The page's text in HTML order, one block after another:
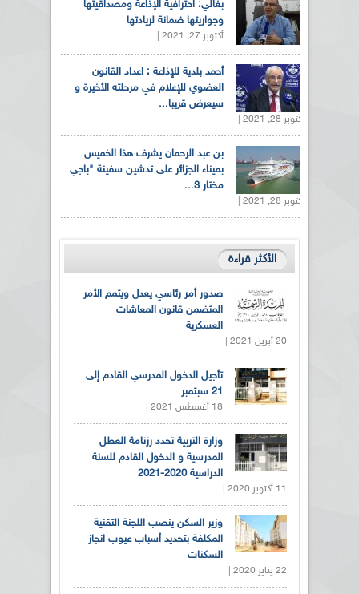
بغالي: احترافية الإذاعة ومصداقيتها
وجواريتها ضمانة لريادتها
أكتوبر 27, 2021 |
أحمد بلدية للإذاعة : اعداد القانون
العضوي للإعلام في مرحلته الأخيرة و
سيعرض قريبا...
أكتوبر 28, 2021 |
بن عبد الرحمان يشرف هذا الخميس
بميناء الجزائر على تدشين سفينة "باجي
مختار 3...
أكتوبر 28, 2021 |
الأكثر قراءة
صدور أمر رئاسي يعدل ويتمم الأمر
المتضمن قانون المعاشات
العسكرية
20 أبريل 2021 |
تأجيل الدخول المدرسي القادم إلى
21 سبتمبر
18 أغسطس 2021 |
وزارة التربية تحدد رزنامة العطل
المدرسية و الدخول القادم للسنة
الدراسية 2020-2021
11 أكتوبر 2020 |
وزير السكن ينصب اللجنة التقنية
المكلفة بتحديد أسباب عيوب انجاز
السكنات
22 يناير 2020 |